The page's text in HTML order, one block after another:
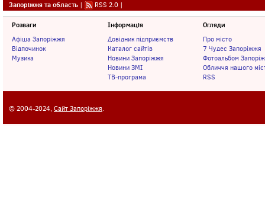
Запоріжжя та область | RSS 2.0 |
Розваги
Афіша Запоріжжя
Відпочинок
Музика
Інформація
Довідник підприємств
Каталог сайтів
Новини Запоріжжя
Новини ЗМІ
ТВ-програма
Огляди
Про місто
7 Чудес Запоріжжя
Фотоальбом
Обличчя нашого
RSS
© 2004-2024, Сайт Запоріжжя.